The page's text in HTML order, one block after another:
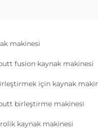
makinesi
fusion kaynak makinesi
için kaynak
birleştirme makinesi
kaynak makinesi